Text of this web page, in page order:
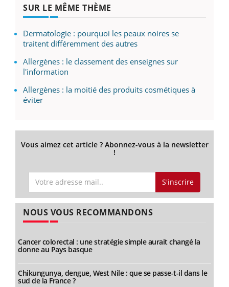
SUR LE MÊME THÈME
Dermatologie : pourquoi les peaux noires se
traitent différemment des autres
Allergènes : le classement des enseignes sur
l'information
Allergènes : la moitié des produits cosmétiques à
éviter
Vous aimez cet article ? Abonnez-vous à la newsletter
!
S'inscrire
NOUS VOUS RECOMMANDONS
Cancer colorectal : une stratégie simple aurait changé la
donne au Pays basque
Chikungunya, dengue, West Nile : que se passe-t-il dans le
sud de la France ?